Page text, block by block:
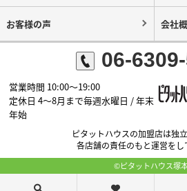
お客様の声 会社
06-
営業時間 10:00～19:00
定休日 4～8月まで毎週水曜日 / 年末
年始
ピタットハウスの加盟店は独
各店舗の責任のもと運営をし
©ピタットハウス塚